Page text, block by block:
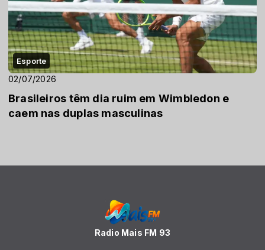
Esporte
02/07/2026
Brasileiros têm dia ruim em Wimbledon e
caem nas duplas masculinas
Radio Mais FM 93